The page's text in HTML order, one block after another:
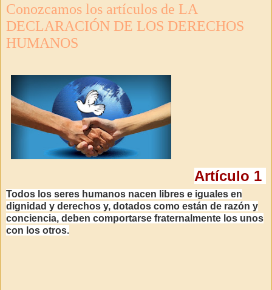
Conozcamos los artículos de LA
DECLARACIÓN DE LOS DERECHOS
HUMANOS
Artículo 1
Todos los seres humanos nacen libres e iguales en
dignidad y derechos y, dotados como están de razón y
conciencia, deben comportarse fraternalmente los unos
con los otros.